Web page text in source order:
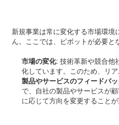
新規事業は常に変化する市場環
ん。ここでは、ピボットが必要と
市場の変化: 技術革新や競合他
化しています。このため、リ
製品やサービスのフィードバッ
で、自社の製品やサービスが
に応じて方向を変更することが